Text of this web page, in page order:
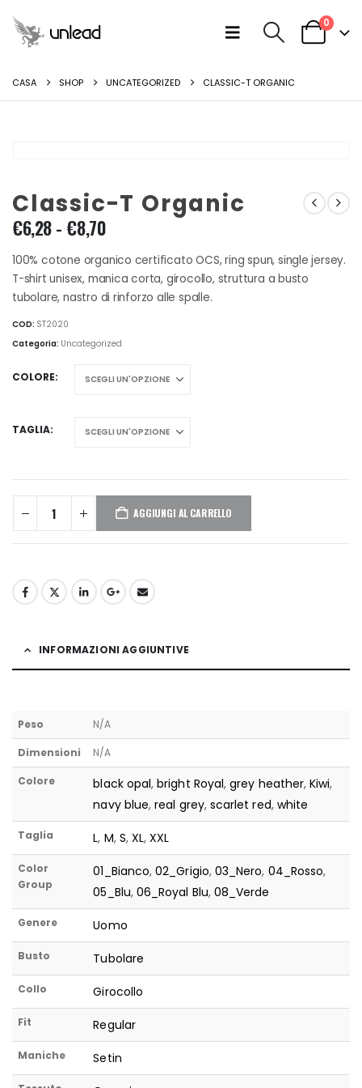
0
CASA SHOP UNCATEGORIZED CLASSIC-T ORGANIC
Classic-T Organic
€6,28- €8,70Fascia
prezzo:
da
€6,28
€8,70
100% cotone organico certificato OCS, ring spun, single jersey.
T-shirt unisex, manica corta, girocollo, struttura a busto
tubolare, nastro di rinforzo alle spalle.
COD: ST2020
Categoria: Uncategorized
COLORE
TAGLIA
AGGIUNGI AL CARRELLO
INFORMAZIONI AGGIUNTIVE
Peso N/A
Dimensioni N/A
Colore black opal,bright Royal,grey heather,Kiwi,
navy blue,real grey, scarlet red, white
Taglia L, M, S,XL,XXL
Color
Group
01_Bianco,02_Grigio, 03_Nero, 04_Rosso,
05_Blu, 06_Royal Blu, 08_Verde
Genere Uomo
Busto Tubolare
Collo Girocollo
Fit Regular
Maniche Setin